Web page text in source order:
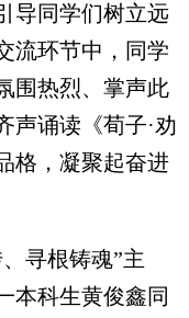
导同学们树立远
流环节中，同学
围热烈、掌声此
声诵读《荀子·劝
格，凝聚起奋进
寻根铸魂”主
本科生黄俊鑫同